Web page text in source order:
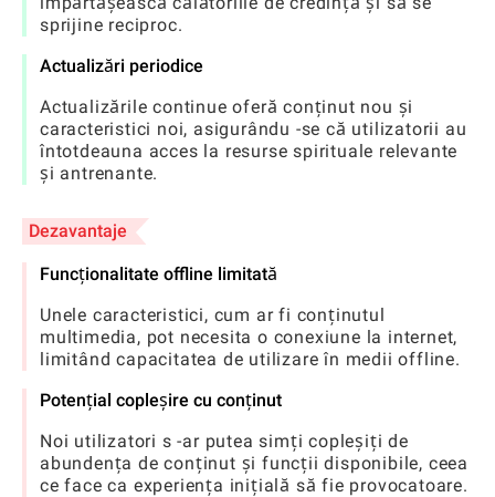
sprijine reciproc.
Actualizări periodice
Actualizările continue oferă conținut nou și
caracteristici noi, asigurându -se că utilizatorii au
întotdeauna acces la resurse spirituale relevante
și antrenante.
Dezavantaje
Funcționalitate offline limitată
Unele caracteristici, cum ar fi conținutul
multimedia, pot necesita o conexiune la internet,
limitând capacitatea de utilizare în medii offline.
Potențial copleșire cu conținut
Noi utilizatori s -ar putea simți copleșiți de
abundența de conținut și funcții disponibile, ceea
ce face ca experiența inițială să fie provocatoare.